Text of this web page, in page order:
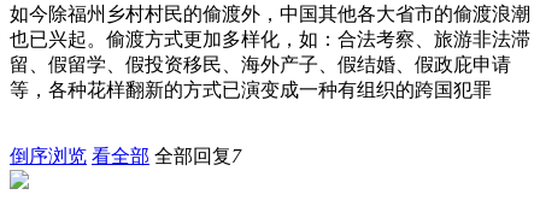
如今除福州乡村村民的偷渡外，中国其他各大省市的偷渡浪潮
也已兴起。偷渡方式更加多样化，如：合法考察、旅游非法滞
留、假留学、假投资移民、海外产子、假结婚、假政庇申请
等，各种花样翻新的方式已演变成一种有组织的跨国犯罪
倒序浏览 看全部 全部回复7